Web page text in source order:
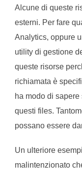
Alcune di queste
esterni. Per fare
Analytics, oppure
utility di gestione
queste risorse
richiamata è
ha modo di
questi files.
possano essere
Un ulteriore
malintenzionato